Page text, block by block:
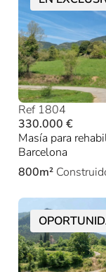
Ref 1804
330.000 €
Masía para
Barcelona
800m²